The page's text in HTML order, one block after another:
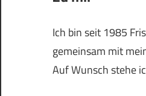
Ich bin seit 1985
gemeinsam mit
Auf Wunsch stehe